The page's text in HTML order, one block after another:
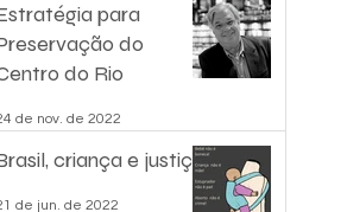
para
do
do Rio
de nov. de 2022
criança e justiça.
de jun. de 2022